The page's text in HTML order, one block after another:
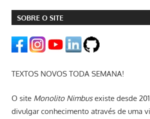
SOBRE O SITE
TEXTOS NOVOS TODA SEMANA!
O site Monolito Nimbusexiste desde
divulgar conhecimento através de uma